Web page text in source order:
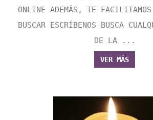
ONLINE ADEMÁS, TE FACILITAMOS
BUSCAR ESCRÍBENOS BUSCA
DE LA ...
VER MÁS